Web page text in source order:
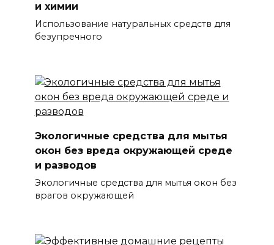
и химии
Использование натуральных средств для
безупречного
Экологичные средства для мытья
окон без вреда окружающей среде
и разводов
Экологичные средства для мытья окон без
врагов окружающей